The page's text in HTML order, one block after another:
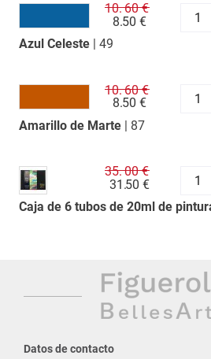
Azul Celeste| 49
10.60 €
8.50 €
Amarillo de Marte| 87
10.60 €
8.50 €
Caja de 6 tubos de 20ml de
35.00 €
31.50 €
Datos de contacto